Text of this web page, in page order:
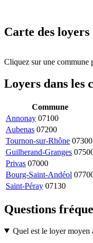
Carte des
+
Cliquez sur une commune
Loyers dans les
Commune
Annonay 07100
Aubenas 07200
Tournon-sur-Rhône 07300
Guilherand-Granges
Privas 07000
Bourg-Saint-Andéol
Saint-Péray 07130
Questions
Quel est le loyer moyen